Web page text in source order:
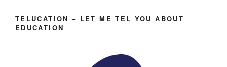
TELUCATION – LET ME TEL YOU ABOUT
EDUCATION